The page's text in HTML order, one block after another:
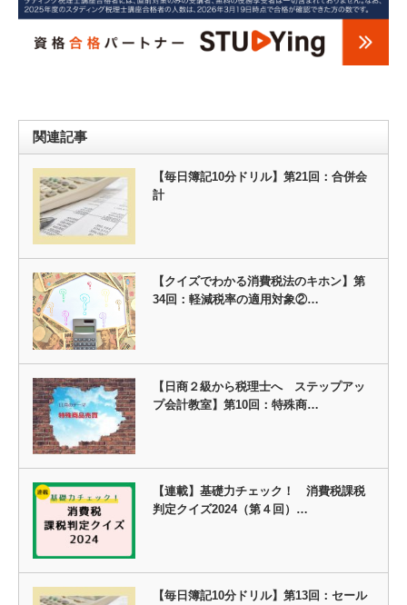
関連記事
【毎日簿記10分ドリル】第21回：合併会
計
【クイズでわかる消費税法のキホン】第
34回：軽減税率の適用対象②…
【日商２級から税理士へ ステップアッ
プ会計教室】第10回：特殊商…
【連載】基礎力チェック！ 消費税課税
判定クイズ2024（第４回）…
【毎日簿記10分ドリル】第13回：セール